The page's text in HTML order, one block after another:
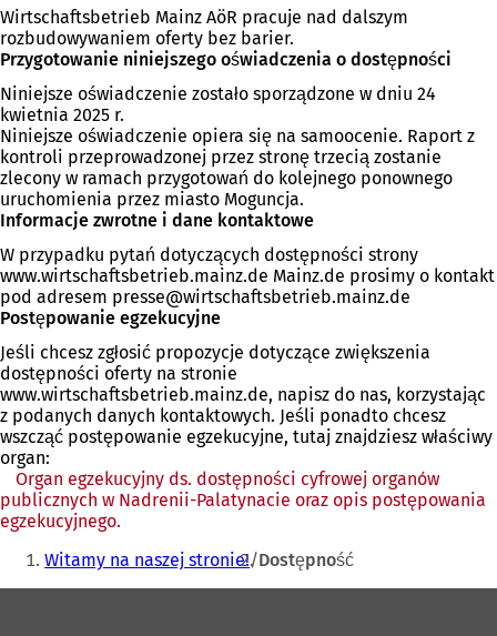
Wirtschaftsbetrieb Mainz AöR pracuje nad dalszym
rozbudowywaniem oferty bez barier.
Przygotowanie niniejszego oświadczenia o dostępności
Niniejsze oświadczenie zostało sporządzone w dniu 24
kwietnia 2025 r.
Niniejsze oświadczenie opiera się na samoocenie. Raport z
kontroli przeprowadzonej przez stronę trzecią zostanie
zlecony w ramach przygotowań do kolejnego ponownego
uruchomienia przez miasto Moguncja.
Informacje zwrotne i dane kontaktowe
W przypadku pytań dotyczących dostępności strony
www.wirtschaftsbetrieb.mainz.de Mainz.de prosimy o kontakt
pod adresem presse wirtschaftsbetrieb.mainz de
Postępowanie egzekucyjne
Jeśli chcesz zgłosić propozycje dotyczące zwiększenia
dostępności oferty na stronie
www.wirtschaftsbetrieb.mainz.de, napisz do nas, korzystając
z podanych danych kontaktowych. Jeśli ponadto chcesz
wszcząć postępowanie egzekucyjne, tutaj znajdziesz właściwy
organ:
Organ egzekucyjny ds. dostępności cyfrowej organów
publicznych w Nadrenii-Palatynacie oraz opis postępowania
egzekucyjnego.
w
nowej
Jesteś
tutaj:
Witamy na naszej stronie! Dostępność